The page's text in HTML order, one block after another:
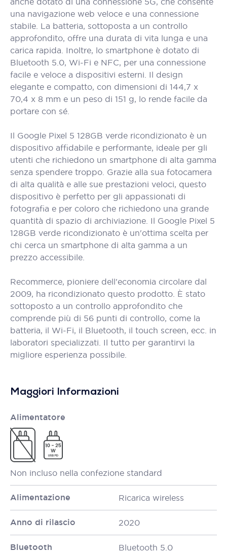
una navigazione web veloce e una connessione
stabile. La batteria, sottoposta a un controllo
approfondito, offre una durata di vita lunga e una
carica rapida. Inoltre, lo smartphone è dotato di
Bluetooth 5.0, Wi-Fi e NFC, per una connessione
facile e veloce a dispositivi esterni. Il design
elegante e compatto, con dimensioni di 144,7 x
70,4 x 8 mm e un peso di 151 g, lo rende facile da
portare con sé.
Il Google Pixel 5 128GB verde ricondizionato è un
dispositivo affidabile e performante, ideale per gli
utenti che richiedono un smartphone di alta gamma
senza spendere troppo. Grazie alla sua fotocamera
di alta qualità e alle sue prestazioni veloci, questo
dispositivo è perfetto per gli appassionati di
fotografia e per coloro che richiedono una grande
quantità di spazio di archiviazione. Il Google Pixel 5
128GB verde ricondizionato è un'ottima scelta per
chi cerca un smartphone di alta gamma a un
prezzo accessibile.
Recommerce, pioniere dell'economia circolare dal
2009, ha ricondizionato questo prodotto. È stato
sottoposto a un controllo approfondito che
comprende più di 56 punti di controllo, come la
batteria, il Wi-Fi, il Bluetooth, il touch screen, ecc. in
laboratori specializzati. Il tutto per garantirvi la
migliore esperienza possibile.
Maggiori Informazioni
Alimentatore
Non incluso nella confezione standard
Alimentazione Ricarica wireless
Anno di rilascio 2020
Bluetooth Bluetooth 5.0